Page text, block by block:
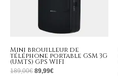
Mini brouilleur de
téléphone portable GSM 3G
(UMTS) GPS WIFI
189,00€ 89,99€